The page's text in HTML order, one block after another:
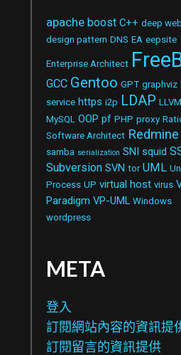
apache boost C++ deep web
design pattern DNS EA eepsite
Enterprise Architect
GCC Gentoo GPT graphviz
service https i2p LDAP LLVM
MySQL OOP pf PHP proxy
Software Architect Redmine
samba serialization SNI squid
Subversion SVN tor UML
Process UP virtual host virus
Paradigm VP-UML Windows
wordpress
META
登入
訂閱網站內容的資訊提
訂閱留言的資訊提供